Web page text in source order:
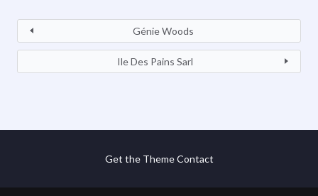
Génie Woods
Ile Des Pains Sarl
Get the Theme Contact